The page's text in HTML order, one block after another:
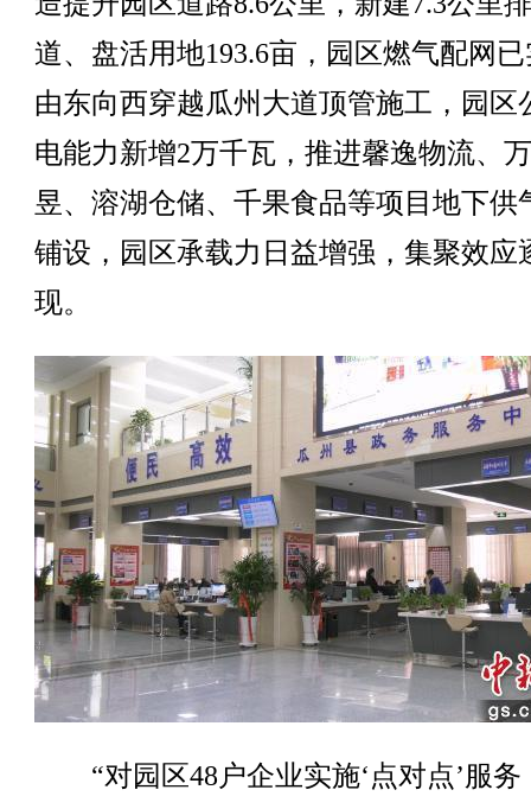
道、盘活用地193.6亩，园区燃气配网
由东向西穿越瓜州大道顶管施工，园区
电能力新增2万千瓦，推进馨逸物流、
昱、溶湖仓储、千果食品等项目地下供
铺设，园区承载力日益增强，集聚效应
现。
“对园区48户企业实施‘点对点’服务